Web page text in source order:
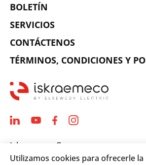
BOLETÍN
SERVICIOS
CONTÁCTENOS
TÉRMINOS, CONDICIONES Y
Iskraemeco Group
Savska loka 4
Utilizamos cookies para ofrecerle